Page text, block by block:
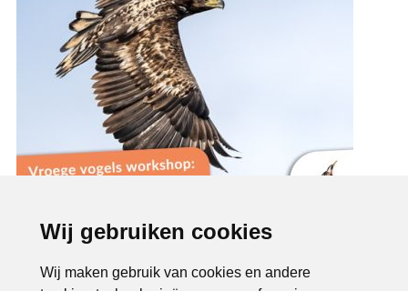
Wij gebruiken cookies
Wij maken gebruik van cookies en andere